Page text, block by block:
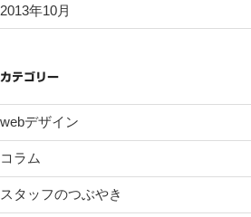
2013年10月
カテゴリー
webデザイン
コラム
スタッフのつぶやき